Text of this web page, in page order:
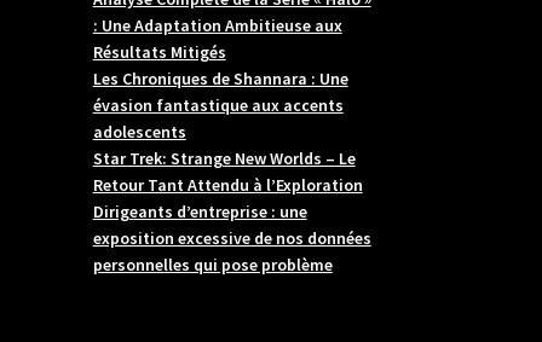
: Une Adaptation Ambitieuse aux
Résultats Mitigés
Les Chroniques de Shannara : Une
évasion fantastique aux accents
adolescents
Star Trek: Strange New Worlds – Le
Retour Tant Attendu à l’Exploration
Dirigeants d’entreprise : une
exposition excessive de nos données
personnelles qui pose problème